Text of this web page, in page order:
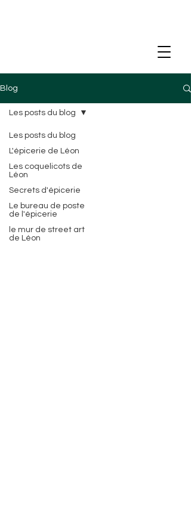
Blog
Les posts du blog
L'épicerie de Léon
Les coquelicots de
Léon
Secrets d'épicerie
Le bureau de poste
de l'épicerie
le mur de street art
de Léon
Les posts du blog